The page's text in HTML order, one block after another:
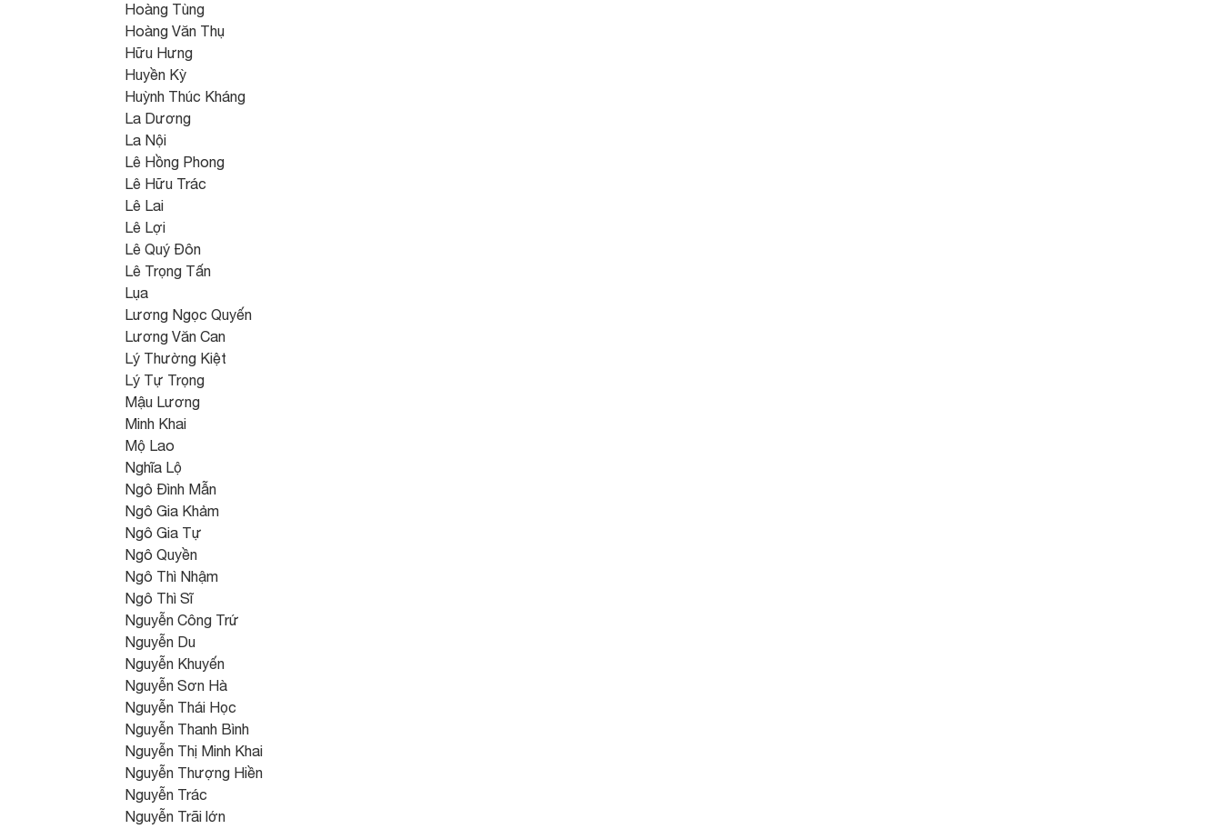
Hoàng Tùng
Hoàng Văn Thụ
Hữu Hưng
Huyền Kỳ
Huỳnh Thúc Kháng
La Dương
La Nội
Lê Hồng Phong
Lê Hữu Trác
Lê Lai
Lê Lợi
Lê Quý Đôn
Lê Trọng Tấn
Lụa
Lương Ngọc Quyến
Lương Văn Can
Lý Thường Kiệt
Lý Tự Trọng
Mậu Lương
Minh Khai
Mộ Lao
Nghĩa Lộ
Ngô Đình Mẫn
Ngô Gia Khảm
Ngô Gia Tự
Ngô Quyền
Ngô Thì Nhậm
Ngô Thì Sĩ
Nguyễn Công Trứ
Nguyễn Du
Nguyễn Khuyến
Nguyễn Sơn Hà
Nguyễn Thái Học
Nguyễn Thanh Bình
Nguyễn Thị Minh Khai
Nguyễn Thượng Hiền
Nguyễn Trác
Nguyễn Trãi lớn